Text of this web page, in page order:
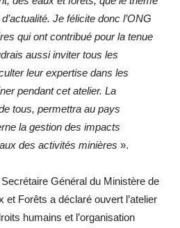
Je félicite donc l’ONG
qui ont contribué pour la tenue
aussi inviter tous les
leur expertise dans les
pendant cet atelier. La
tous, permettra au pays
la gestion des impacts
des activités minières ».
Général du Ministère de
et Forêts a déclaré ouvert l’atelier
humains et l’organisation